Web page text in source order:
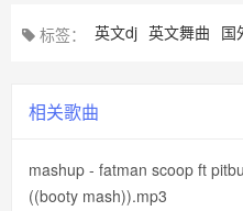
标签： 英文dj 英文舞曲 国
相关歌曲
mashup - fatman scoop ft
((booty mash)).mp3